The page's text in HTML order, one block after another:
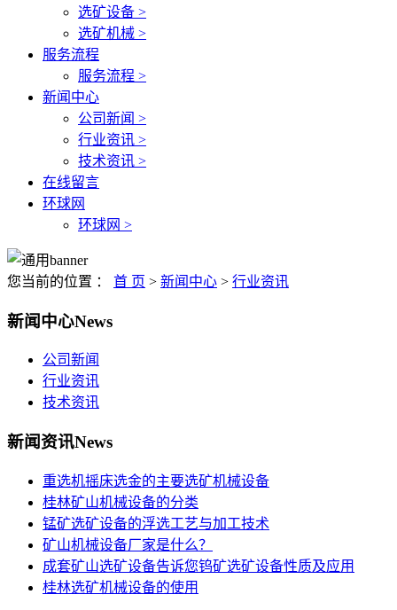
选矿设备 >
选矿机械 >
服务流程
服务流程 >
新闻中心
公司新闻 >
行业资讯 >
技术资讯 >
在线留言
环球网
环球网 >
您当前的位置 ： 首 页 > 新闻中心 > 行业资讯
新闻中心News
公司新闻
行业资讯
技术资讯
新闻资讯News
重选机摇床选金的主要选矿机械设备
桂林矿山机械设备的分类
锰矿选矿设备的浮选工艺与加工技术
矿山机械设备厂家是什么？
成套矿山选矿设备告诉您钨矿选矿设备性质及应用
桂林选矿机械设备的使用